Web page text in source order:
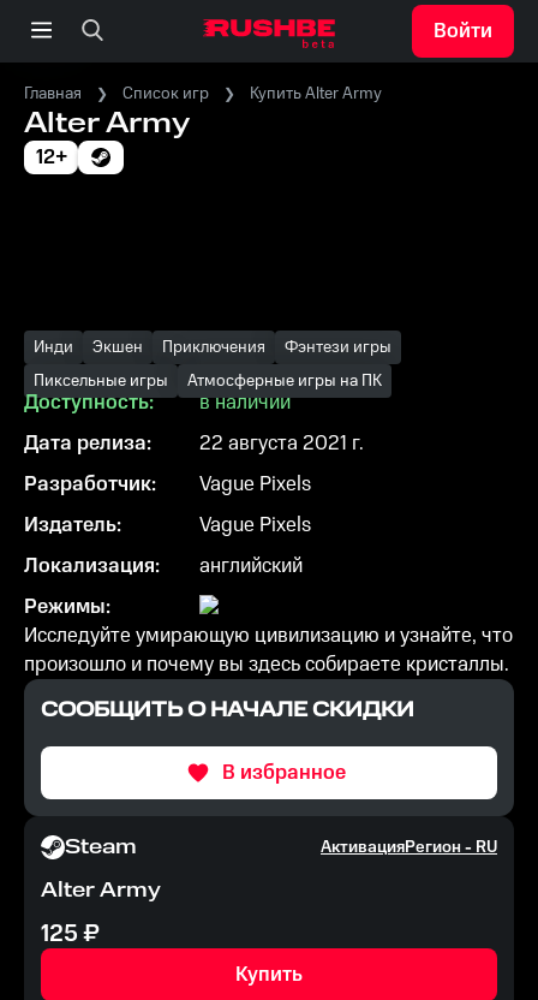
Войти
Главная Список игр Купить Alter Army
Alter Army
12+
Инди Экшен Приключения
Фэнтези игры
Пиксельные игры
Атмосферные игры на ПК
Доступность:
в наличии
Дата релиза:
22 августа 2021 г.
Разработчик:
Vague Pixels
Издатель:
Vague Pixels
Локализация:
английский
Режимы:
Исследуйте умирающую цивилизацию и узнайте, что
произошло и почему вы здесь собираете кристаллы.
СООБЩИТЬ О НАЧАЛЕ СКИДКИ
В избранное
Steam АктивацияРегион -RU
Alter Army
125₽
Купить